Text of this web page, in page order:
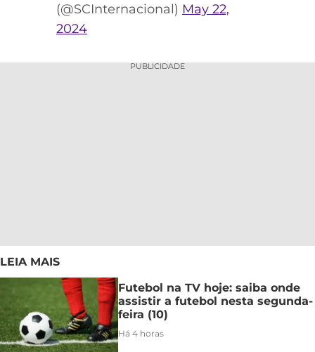
(@SCInternacional) May 22,
2024
PUBLICIDADE
LEIA MAIS
Futebol na TV hoje: saiba onde
assistir a futebol nesta segunda-
feira (10)
Há 4 horas